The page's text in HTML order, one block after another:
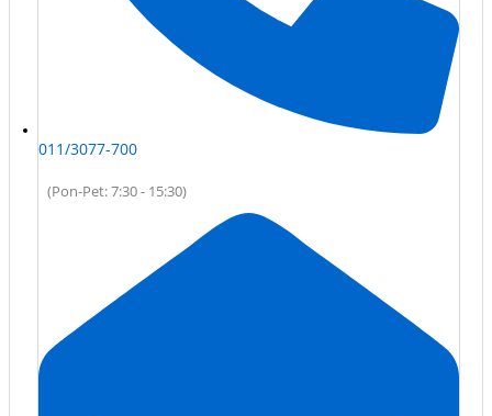
011/3077-700
(Pon-Pet: 7:30 - 15:30)